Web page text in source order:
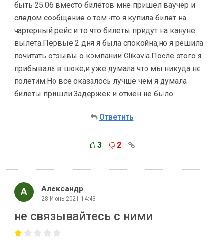
быть 25.06 вместо билетов мне пришел ваучер и
следом сообщение о том что я купила билет на
чартерный рейс и то что билеты придут на кануне
вылета.Первые 2 дня я была спокойна,но я решила
почитать отзывы о компании Clikavia.После этого я
прибывала в шоке,и уже думала что мы никуда не
полетим.Но все оказалось лучше чем я думала
билеты пришли.Задержек и отмен не было.
Ответить
3 2
Александр
28 Июнь 2021 14:43
не связывайтесь с ними